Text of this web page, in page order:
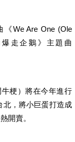
We Are One (Ole
走企鵝》主題曲
梗）將在今年進行
北，將小巨蛋打造成
開賣。